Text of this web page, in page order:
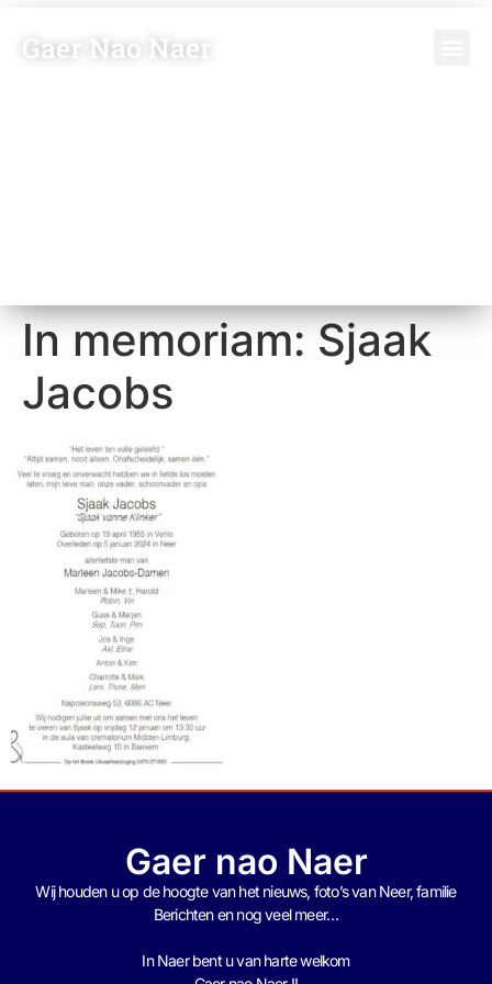
Gaer Nao Naer
In memoriam: Sjaak
Jacobs
Gaer nao Naer
Wij houden u op de hoogte van het nieuws, foto’s van Neer, familie
Berichten en nog veel meer…
In Naer bent u van harte welkom